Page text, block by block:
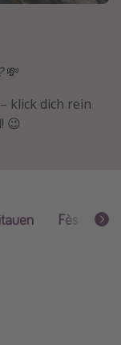
💸
klick dich rein
😉
Fès